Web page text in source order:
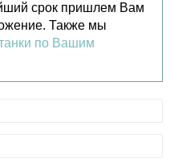
срок пришлем Вам
Также мы
по Вашим